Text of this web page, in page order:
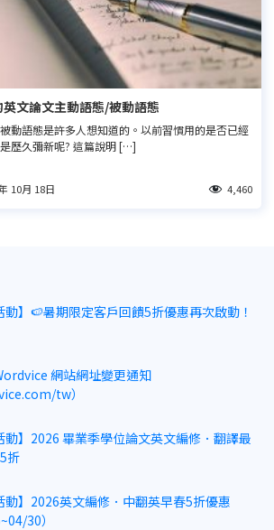
英文論文主動語態/被動語態
動語態是許多人想知道的。以前習慣用的是否已經
歷久彌新呢? 這篇說明 […]
10月 18日 4,460
動】🍉暑期限定客戶回饋5折優惠再次啟動！
網站網址變更通知
tw）
動】2026 畢業季學位論文英文編修．翻譯最
折
動】2026英文編修．中翻英早春5折優惠
30）